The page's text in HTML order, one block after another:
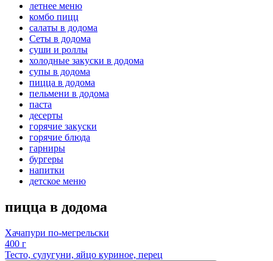
летнее меню
комбо пицц
салаты в додома
Сеты в додома
суши и роллы
холодные закуски в додома
супы в додома
пицца в додома
пельмени в додома
паста
десерты
горячие закуски
горячие блюда
гарниры
бургеры
напитки
детское меню
пицца в додома
Хачапури по-мегрельски
400 г
Тесто, сулугуни, яйцо куриное, перец